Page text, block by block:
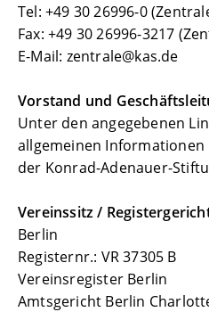
Tel: +49 30 26996-0
Fax: +49 30 26996-3217
E-Mail: zentrale@kas.de
Vorstand und
Unter den angegebenen
allgemeinen Informationen
der Konrad-Adenauer-
Vereinssitz /
Berlin
Registernr.: VR 37305 B
Vereinsregister Berlin
Amtsgericht Berlin